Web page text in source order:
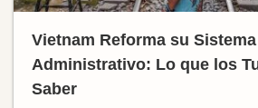
Vietnam Reforma su Sistema
Administrativo: Lo que los
Saber